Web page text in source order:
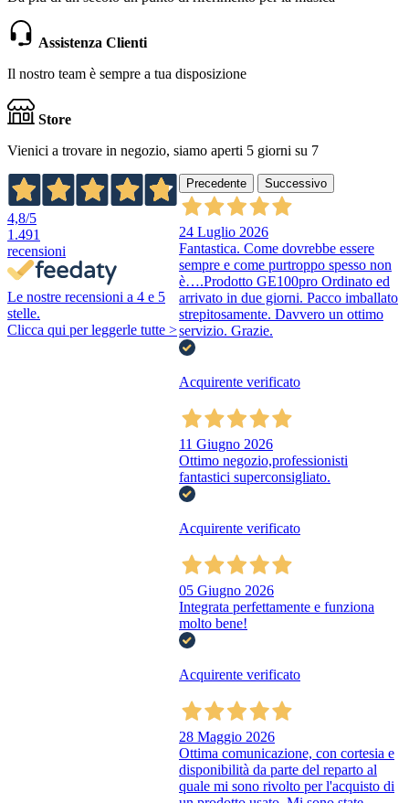
Assistenza Clienti
Il nostro team è sempre a tua disposizione
Store
Vienici a trovare in negozio, siamo aperti 5 giorni su 7
4,8/5
1.491
recensioni
Le nostre recensioni a 4 e 5
stelle.
Clicca qui per leggerle tutte >
Precedente Successivo
24 Luglio 2026
Fantastica. Come dovrebbe essere
sempre e come purtroppo spesso non
è….Prodotto GE100pro Ordinato ed
arrivato in due giorni. Pacco imballato
strepitosamente. Davvero un ottimo
servizio. Grazie.
Acquirente verificato
11 Giugno 2026
Ottimo negozio,professionisti
fantastici superconsigliato.
Acquirente verificato
05 Giugno 2026
Integrata perfettamente e funziona
molto bene!
Acquirente verificato
28 Maggio 2026
Ottima comunicazione, con cortesia e
disponibilità da parte del reparto al
quale mi sono rivolto per l'acquisto di